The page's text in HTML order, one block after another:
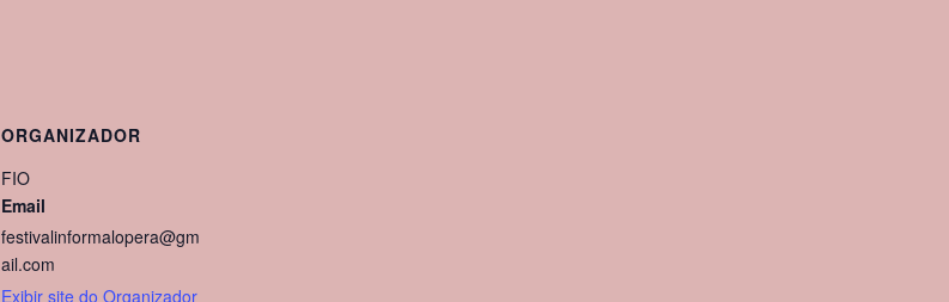
ORGANIZADOR
FIO
Email
festivalinformalopera@gm
ail.com
Exibir site do Organizador